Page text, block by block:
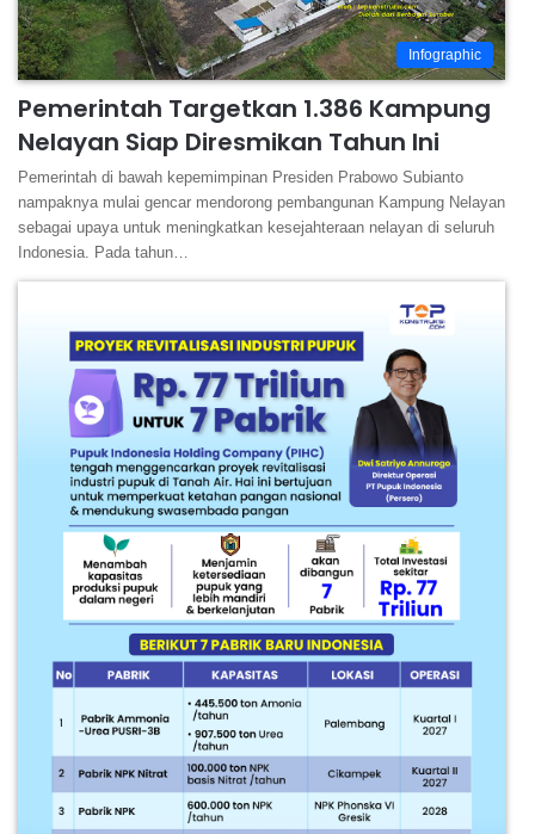
Infographic
Pemerintah Targetkan 1.386 Kampung
Nelayan Siap Diresmikan Tahun Ini
Pemerintah di bawah kepemimpinan Presiden Prabowo Subianto
nampaknya mulai gencar mendorong pembangunan Kampung Nelayan
sebagai upaya untuk meningkatkan kesejahteraan nelayan di seluruh
Indonesia. Pada tahun…